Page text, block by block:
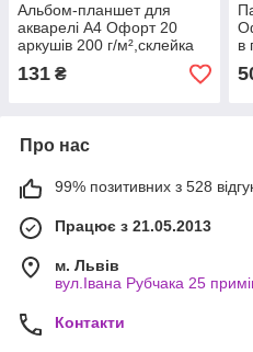
Альбом-планшет для
акварелі А4 Офорт 20
аркушів 200 г/м²,склейка
(AK4920)
131 ₴
в
Про нас
99% позитивних з 528
Працює з 21.05.2013
м. Львів
вул.Івана Рубчака 25
Контакти